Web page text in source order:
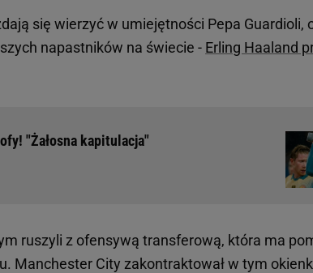
się wierzyć w umiejętności Pepa Guardioli,
napastników na świecie - Erling Haaland
"Żałosna kapitulacja"
ruszyli z ofensywą transferową, która ma
Manchester City zakontraktował w tym